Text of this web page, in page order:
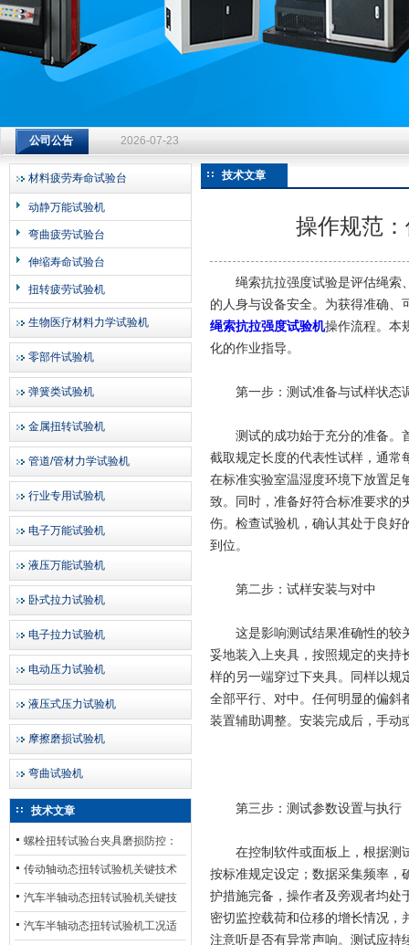
济南中创工业测试系统有限公司
公司公告 2026-07-23
钻杆扭转试验台选型指南：从额定扭矩到加载频率的工况适配
2026-07-23
钻杆扭转试验台选型指南：从额定扭矩到加载频率的工况适配
2026-07-23
材料疲劳寿命试验台
动静万能试验机
弯曲疲劳试验台
伸缩寿命试验台
扭转疲劳试验机
生物医疗材料力学试验机
零部件试验机
弹簧类试验机
金属扭转试验机
管道/管材力学试验机
行业专用试验机
电子万能试验机
液压万能试验机
卧式拉力试验机
电子拉力试验机
电动压力试验机
液压式压力试验机
摩擦磨损试验机
弯曲试验机
技术文章
螺栓扭转试验台夹具磨损防控：
材质选型与表面处理的耐用性优
化
传动轴动态扭转试验机关键技术
及产业落地应用
汽车半轴动态扭转试验机关键技
术及产业落地应用
汽车半轴动态扭转试验机工况适
技术文章
操作规范
绳索抗拉强度试验是评估绳索、
的人身与设备安全。为获得准确
绳索抗拉强度试验机操作流程。本
化的作业指导。
第一步：测试准备与试样状态
测试的成功始于充分的准备。首
截取规定长度的代表性试样，通常
在标准实验室温湿度环境下放置足
致。同时，准备好符合标准要求的
伤。检查试验机，确认其处于良好
到位。
第二步：试样安装与对中
这是影响测试结果准确性的较关
妥地装入上夹具，按照规定的夹持
样的另一端穿过下夹具。同样以规
全部平行、对中。任何明显的偏斜
装置辅助调整。安装完成后，手动
第三步：测试参数设置与执行
在控制软件或面板上，根据测试
按标准规定设定；数据采集频率，
护措施完备，操作者及旁观者均处
密切监控载荷和位移的增长情况
注意听是否有异常声响。测试应持